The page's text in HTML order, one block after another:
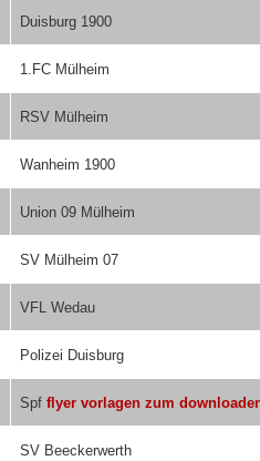
Duisburg 1900
1.FC Mülheim
RSV Mülheim
Wanheim 1900
Union 09 Mülheim
SV Mülheim 07
VFL Wedau
Polizei Duisburg
Spf flyer vorlagen zum
SV Beeckerwerth